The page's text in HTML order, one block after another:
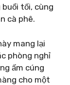
tối, cùng
cà phê.
mang lại
phòng nghỉ
ấm cúng
cho một